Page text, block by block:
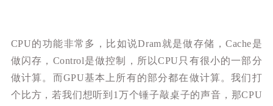
CPU的功能非常多，比如说Dram就是做存储，Cache是
做闪存，Control是做控制，所以CPU只有很小的一部分
做计算。而GPU基本上所有的部分都在做计算。我们打
个比方，若我们想听到1万个锤子敲桌子的声音，那CPU